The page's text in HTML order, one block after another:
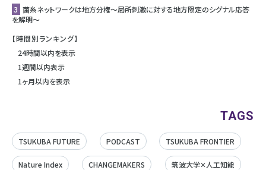
3 菌糸ネットワークは地方分権〜局所刺激に対する地方限定のシグナル応答
を解明〜
【時間別ランキング】
24時間以内を表示
1週間以内表示
1ヶ月以内を表示
TAGS
TSUKUBA FUTURE PODCAST TSUKUBA FRONTIER
Nature Index CHANGEMAKERS 筑波大学✕人工知能